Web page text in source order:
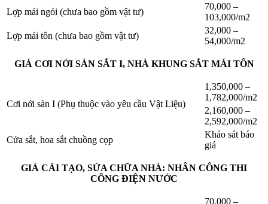
Lợp mái ngói (chưa bao gồm vật tư)
70,000 –
103,000/m2
Lợp mái tôn (chưa bao gồm vật tư)
32,000 –
54,000/m2
GIÁ CƠI NỚI SÀN SẮT I, NHÀ KHUNG SẮT MÁI TÔN
Cơi nới sàn I (Phụ thuộc vào yêu cầu Vật Liệu)
1,350,000 –
1,782,000/m2
2,160,000 –
2,592,000/m2
Cửa sắt, hoa sắt chuồng cọp
Khảo sát báo
giá
GIÁ CẢI TẠO, SỬA CHỮA NHÀ: NHÂN CÔNG THI
CÔNG ĐIỆN NƯỚC
70,000 –